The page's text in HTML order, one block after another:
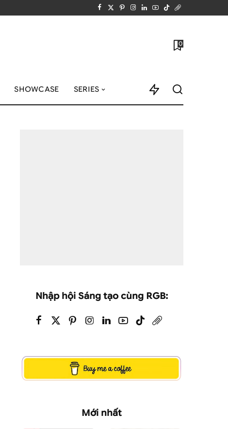
0
SHOWCASE SERIES
Nhập hội Sáng tạo cùng RGB:
Mới nhất